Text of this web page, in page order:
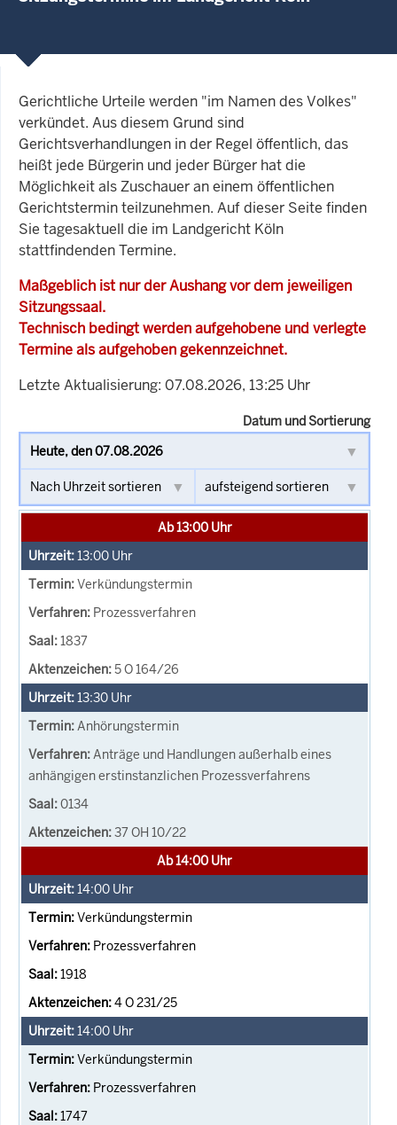
Gerichtliche Urteile werden "im Namen des Volkes"
verkündet. Aus diesem Grund sind
Gerichtsverhandlungen in der Regel öffentlich, das
heißt jede Bürgerin und jeder Bürger hat die
Möglichkeit als Zuschauer an einem öffentlichen
Gerichtstermin teilzunehmen. Auf dieser Seite finden
Sie tagesaktuell die im Landgericht Köln
stattfindenden Termine.
Maßgeblich ist nur der Aushang vor dem jeweiligen
Sitzungssaal.
Technisch bedingt werden aufgehobene und verlegte
Termine als aufgehoben gekennzeichnet.
Letzte Aktualisierung: 07.08.2026, 13:25 Uhr
Datum und Sortierung
Ab 13:00 Uhr
13:00 Uhr
Verkündungstermin
Prozessverfahren
1837
5 O 164/26
13:30 Uhr
Anhörungstermin
Anträge und Handlungen außerhalb eines
anhängigen erstinstanzlichen Prozessverfahrens
0134
37 OH 10/22
Ab 14:00 Uhr
14:00 Uhr
Verkündungstermin
Prozessverfahren
1918
4 O 231/25
14:00 Uhr
Verkündungstermin
Prozessverfahren
1747